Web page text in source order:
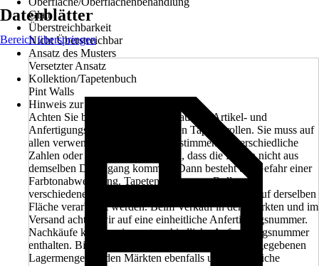
Glatt
Überstreichbarkeit
Nicht Überstreichbar
Ansatz des Musters
Versetzter Ansatz
Kollektion/Tapetenbuch
Pint Walls
Hinweis zur Anfertigungsnummer
Achten Sie beim Kauf unbedingt auf die Artikel- und
Anfertigungsnummer der einzelnen Tapetenrollen. Sie muss auf
allen verwendeten Rollen übereinstimmen. Unterschiedliche
Zahlen oder Buchstaben bedeuten, dass die Rollen nicht aus
demselben Druckgang kommen. Dann besteht die Gefahr einer
Farbtonabweichung. Tapetenbahnen aus Rollen mit
verschiedenen Anfertigungsnummern dürfen nicht auf derselben
Fläche verarbeitet werden. Beim Verkauf in den Märkten und im
Versand achten wir auf eine einheitliche Anfertigungsnummer.
Nachkäufe können eine unterschiedliche Anfertigungsnummer
enthalten. Bitte beachten Sie außerdem, dass die angegebenen
Lagermengen in den Märkten ebenfalls unterschiedliche
Datenblätter
Bereich überspringen